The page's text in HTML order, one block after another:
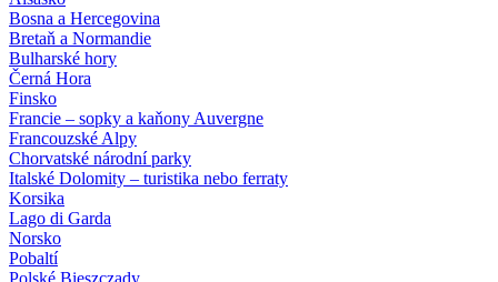
Bosna a Hercegovina
Bretaň a Normandie
Bulharské hory
Černá Hora
Finsko
Francie – sopky a kaňony Auvergne
Francouzské Alpy
Chorvatské národní parky
Italské Dolomity – turistika nebo ferraty
Korsika
Lago di Garda
Norsko
Pobaltí
Polské Bieszczady